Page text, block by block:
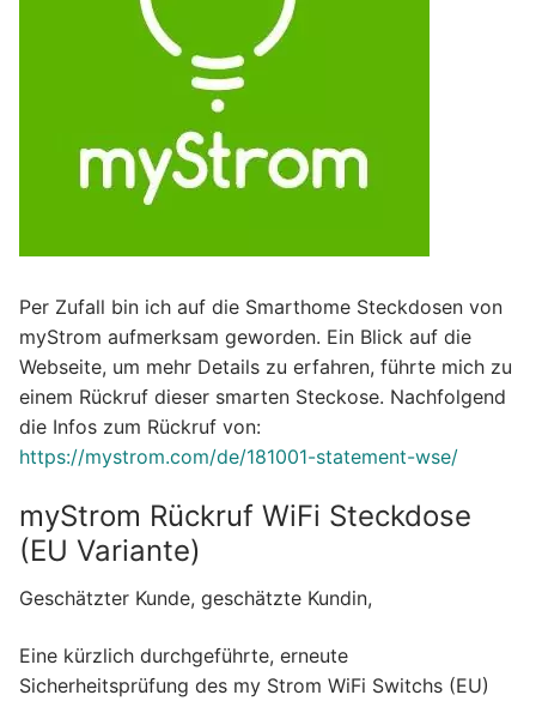
Per Zufall bin ich auf die Smarthome Steckdosen von
myStrom aufmerksam geworden. Ein Blick auf die
Webseite, um mehr Details zu erfahren, führte mich zu
einem Rückruf dieser smarten Steckose. Nachfolgend
die Infos zum Rückruf von:
https://mystrom.com/de/181001-statement-wse/
myStrom Rückruf WiFi Steckdose
(EU Variante)
Geschätzter Kunde, geschätzte Kundin,
Eine kürzlich durchgeführte, erneute
Sicherheitsprüfung des my Strom WiFi Switchs (EU)